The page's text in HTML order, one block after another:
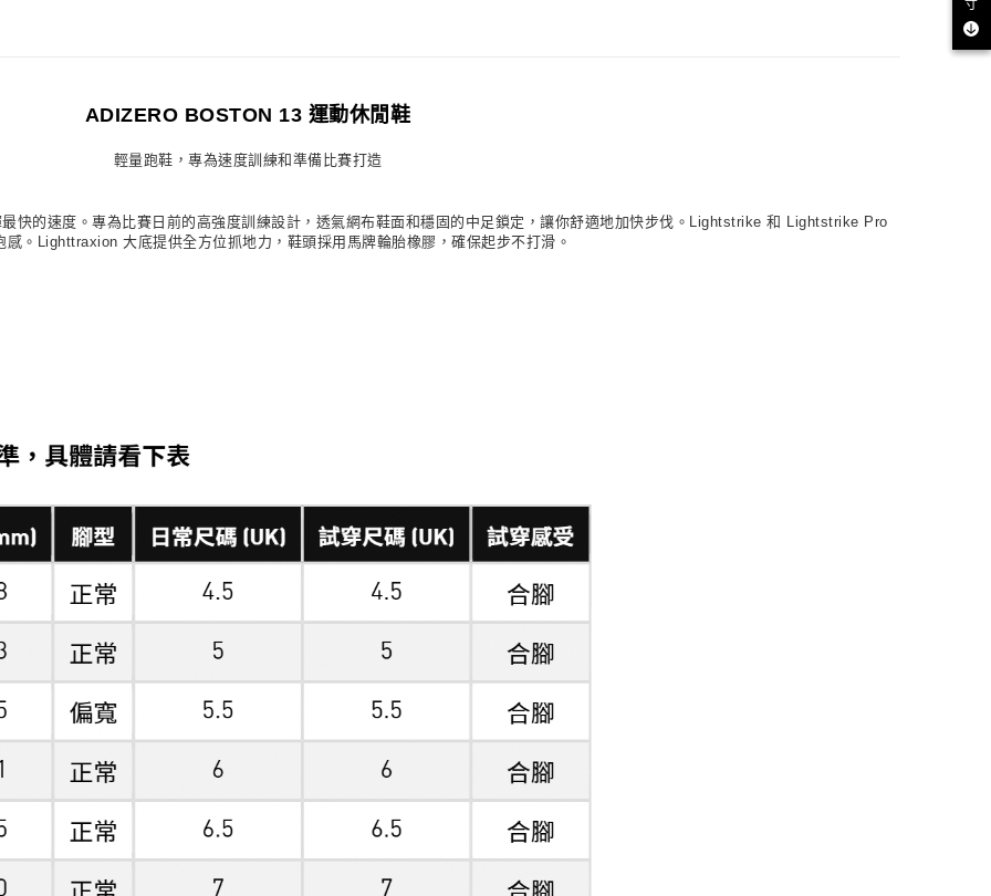
每筆NT$80，滿NT$1,500(含以上)免運費
ADIZERO BOSTON 13 運動休閒鞋
輕量跑鞋，專為速度訓練和準備比賽打造
快的速度。專為比賽日前的高強度訓練設計，透氣網布鞋面和穩固的中足鎖定，讓你舒適地加快步伐。Lightstrike 和 Lightstrike Pro
。Lighttraxion 大底提供全方位抓地力，鞋頭採用馬牌輪胎橡膠，確保起步不打滑。
寸